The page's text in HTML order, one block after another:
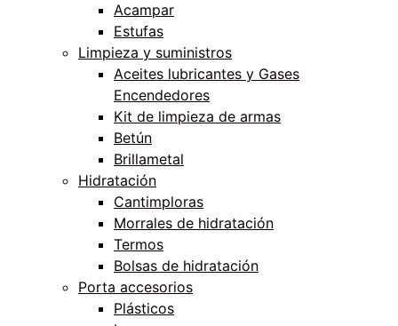
Acampar
Estufas
Limpieza y suministros
Aceites lubricantes y Gases
Encendedores
Kit de limpieza de armas
Betún
Brillametal
Hidratación
Cantimploras
Morrales de hidratación
Termos
Bolsas de hidratación
Porta accesorios
Plásticos